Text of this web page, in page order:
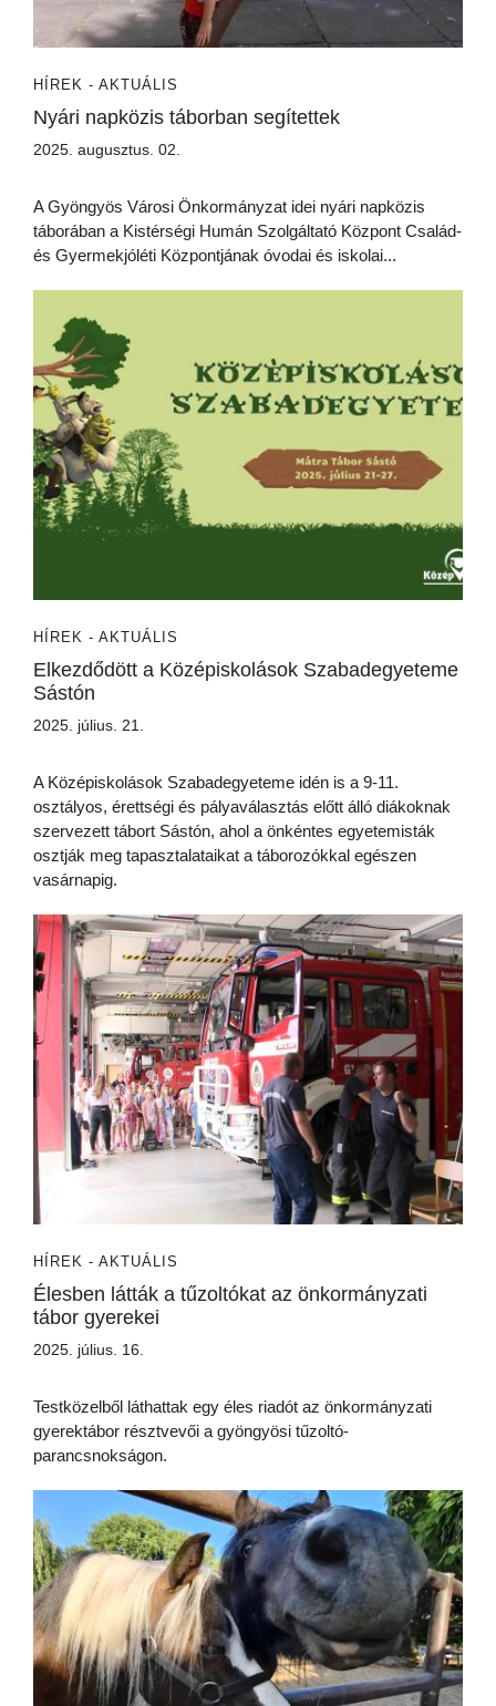
HÍREK - AKTUÁLIS
Nyári napközis táborban segítettek
2025. augusztus. 02.
A Gyöngyös Városi Önkormányzat idei nyári napközis
táborában a Kistérségi Humán Szolgáltató Központ Család-
és Gyermekjóléti Központjának óvodai és iskolai...
HÍREK - AKTUÁLIS
Elkezdődött a Középiskolások Szabadegyeteme
Sástón
2025. július. 21.
A Középiskolások Szabadegyeteme idén is a 9-11.
osztályos, érettségi és pályaválasztás előtt álló diákoknak
szervezett tábort Sástón, ahol a önkéntes egyetemisták
osztják meg tapasztalataikat a táborozókkal egészen
vasárnapig.
HÍREK - AKTUÁLIS
Élesben látták a tűzoltókat az önkormányzati
tábor gyerekei
2025. július. 16.
Testközelből láthattak egy éles riadót az önkormányzati
gyerektábor résztvevői a gyöngyösi tűzoltó-
parancsnokságon.